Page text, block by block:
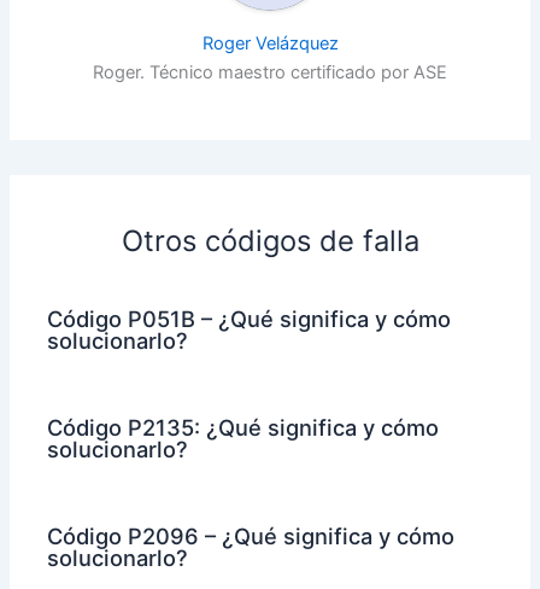
Roger Velázquez
Roger. Técnico maestro certificado por ASE
Otros códigos de falla
Código P051B – ¿Qué significa y cómo
solucionarlo?
Código P2135: ¿Qué significa y cómo
solucionarlo?
Código P2096 – ¿Qué significa y cómo
solucionarlo?